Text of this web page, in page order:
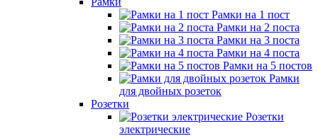
Рамки на 1 пост
Рамки на 2 поста
Рамки на 3 поста
Рамки на 4 поста
Рамки на 5 постов
Рамки
для двойных розеток
Розетки
Розетки
электрические